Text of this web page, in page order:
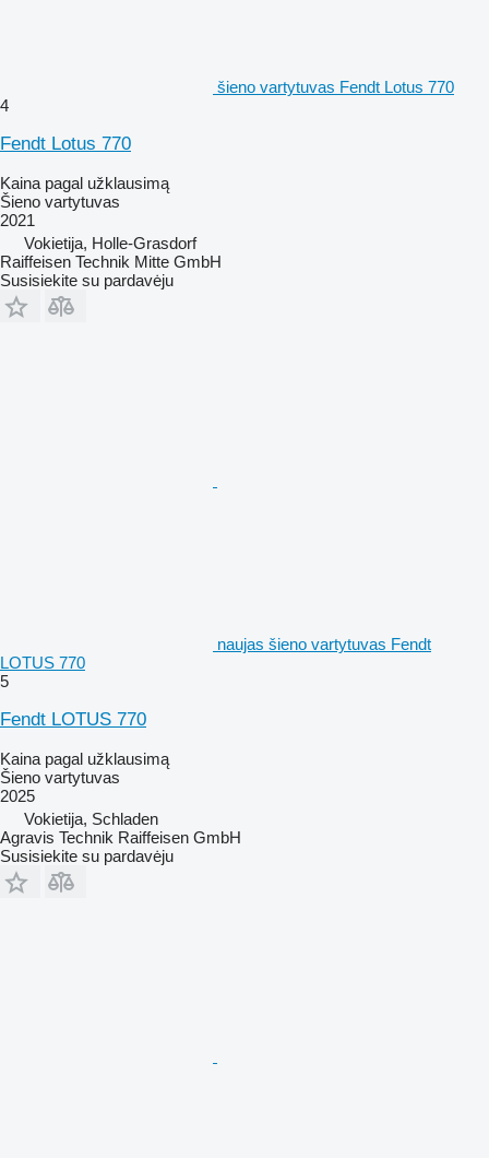
šieno vartytuvas Fendt Lotus 770
4
Fendt Lotus 770
Kaina pagal užklausimą
Šieno vartytuvas
2021
Vokietija, Holle-Grasdorf
Raiffeisen Technik Mitte GmbH
Susisiekite su pardavėju
naujas šieno vartytuvas Fendt
LOTUS 770
5
Fendt LOTUS 770
Kaina pagal užklausimą
Šieno vartytuvas
2025
Vokietija, Schladen
Agravis Technik Raiffeisen GmbH
Susisiekite su pardavėju